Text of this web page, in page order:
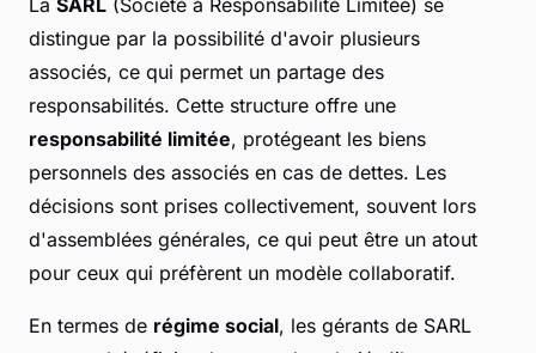
La SARL (Société à Responsabilité Limitée) se
distingue par la possibilité d'avoir plusieurs
associés, ce qui permet un partage des
responsabilités. Cette structure offre une
responsabilité limitée, protégeant les biens
personnels des associés en cas de dettes. Les
décisions sont prises collectivement, souvent lors
d'assemblées générales, ce qui peut être un atout
pour ceux qui préfèrent un modèle collaboratif.
En termes de régime social, les gérants de SARL